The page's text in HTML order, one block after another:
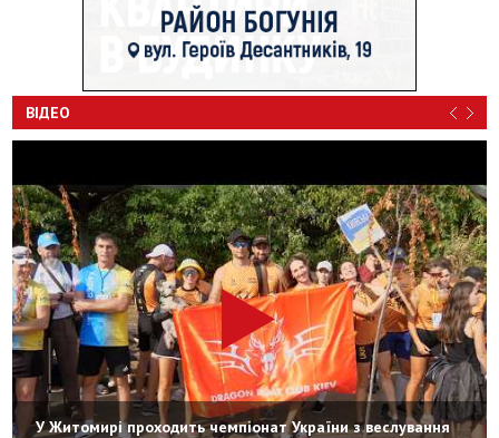
ВІДЕО
У Житомирі проходить чемпіонат України з веслування